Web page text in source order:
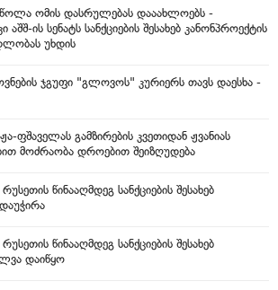
ომის დასრულებას დააახლოებს -
ის სენატს სანქციების შესახებ კანონპროექტის
უხდის
ჯგუფი "გლოვოს" კურიერს თავს დაესხა -
ფშაველას გამზირების კვეთიდან ჟვანიას
მოძრაობა დროებით შეიზღუდება
რუსეთის წინააღმდეგ სანქციების შესახებ
რუსეთის წინააღმდეგ სანქციების შესახებ
დაიწყო